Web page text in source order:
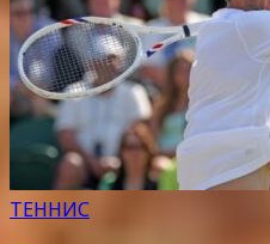
ТЕННИС